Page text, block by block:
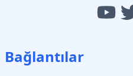
Bağlantılar